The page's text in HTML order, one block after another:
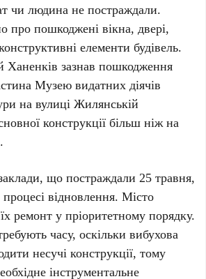
чи людина не постраждали.
про пошкоджені вікна, двері,
елементи будівель.
Ханенків зазнав пошкодження
Музею видатних діячів
навулиці Жилянській
конструкції більш ніж на
.
що постраждали25 травня,
відновлення. Місто
ремонт у пріоритетному порядку.
часу, оскільки вибухова
несучі конструкції, тому
інструментальне